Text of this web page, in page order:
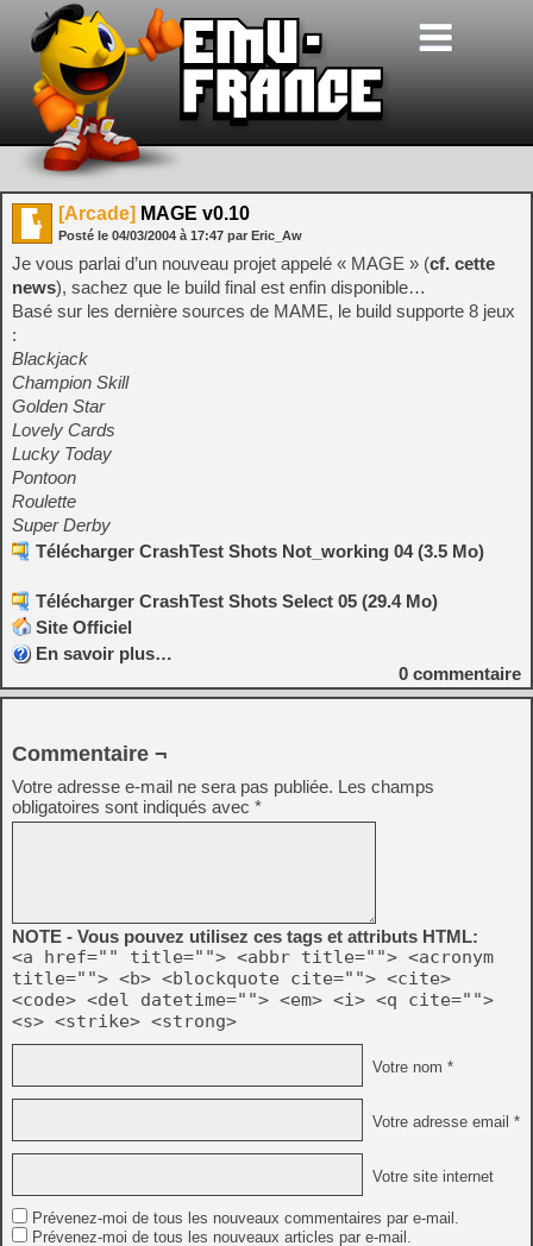
[Arcade] MAGE v0.10
Posté le 04/03/2004 à 17:47 par Eric_Aw
Je vous parlai d’un nouveau projet appelé « MAGE » (cf. cette
news), sachez que le build final est enfin disponible…
Basé sur les dernière sources de MAME, le build supporte 8 jeux
:
Blackjack
Champion Skill
Golden Star
Lovely Cards
Lucky Today
Pontoon
Roulette
Super Derby
Télécharger CrashTest Shots Not_working 04 (3.5 Mo)
Télécharger CrashTest Shots Select 05 (29.4 Mo)
Site Officiel
En savoir plus…
0 commentaire
Commentaire ¬
Votre adresse e-mail ne sera pas publiée. Les champs
obligatoires sont indiqués avec *
NOTE - Vous pouvez utilisez ces tags et attributs HTML:
<a href="" title=""> <abbr title=""> <acronym
title=""> <b> <blockquote cite=""> <cite>
<code> <del datetime=""> <em> <i> <q cite="">
<s> <strike> <strong>
Votre nom *
Votre adresse email *
Votre site internet
Prévenez-moi de tous les nouveaux commentaires par e-mail.
Prévenez-moi de tous les nouveaux articles par e-mail.